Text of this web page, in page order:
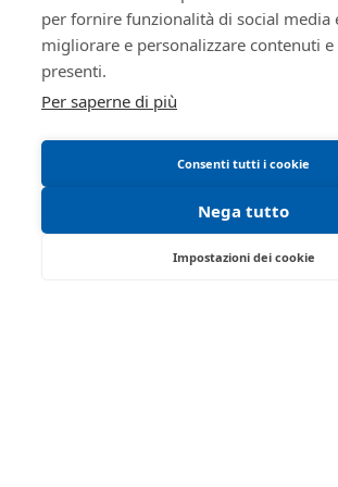
Informativa cookie
Manuale operativo
per fornire funzionalità di social media
migliorare e personalizzare contenuti
presenti.
Per saperne di più
Consenti tutti i cookie
Nega tutto
Impostazioni dei cookie